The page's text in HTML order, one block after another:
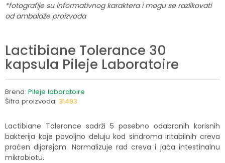
*fotografije su informativnog karaktera i mogu se razlikovati
od ambalaže proizvoda
Lactibiane Tolerance 30
kapsula Pileje Laboratoire
Brend: Pileje laboratoire
Šifra proizvoda: 31493
Lactibiane Tolerance sadrži 5 posebno odabranih korisnih
bakterija koje povoljno deluju kod sindroma iritabilnih creva
praćen dijarejom. Normalizuje rad creva i jača intestinalnu
mikrobiotu.